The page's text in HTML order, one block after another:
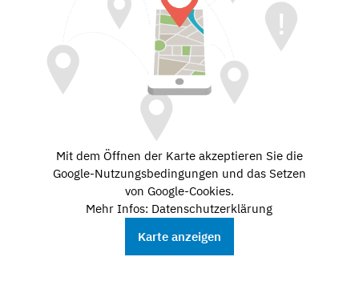
Mit dem Öffnen der Karte akzeptieren Sie die
Google-Nutzungsbedingungen und das Setzen
von Google-Cookies.
Mehr Infos: Datenschutzerklärung
Karte anzeigen